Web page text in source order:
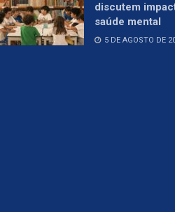
discutem
saúde mental
5 DE AGOSTO DE